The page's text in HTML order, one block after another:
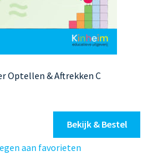
Optellen & Aftrekken C
Bekijk & Bestel
aan favorieten